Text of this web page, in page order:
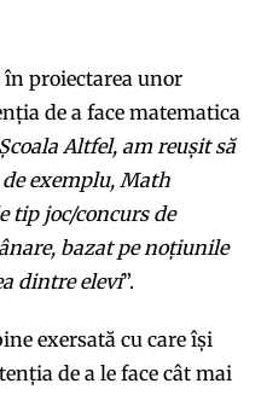
în proiectarea unor
de a face matematica
Altfel, am reușit să
exemplu, Math
tip joc/concurs de
bazat pe noțiunile
dintre elevi”.
exersată cu care își
de a le face cât mai